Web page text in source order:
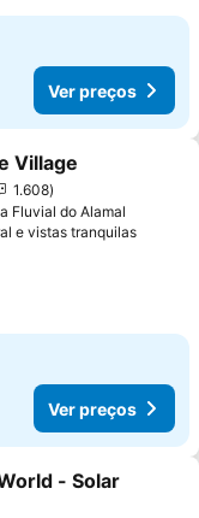
Ver preços
aos favoritos
Village
1.608
Fluvial do Alamal
e vistas tranquilas
Ver preços
aos favoritos
- Solar